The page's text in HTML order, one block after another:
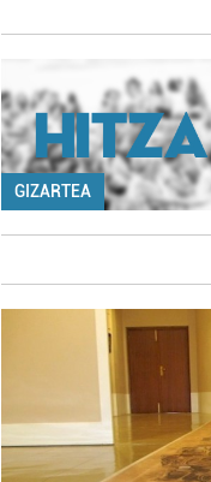
GIZARTEA